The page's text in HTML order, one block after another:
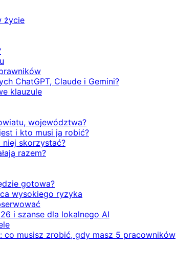
życie
ChatGPT, Claude i Gemini?
klauzule
województwa?
i kto musi ją robić?
niej skorzystać?
razem?
gotowa?
wysokiego ryzyka
i szanse dla lokalnego AI
co musisz zrobić, gdy masz 5 pracowników